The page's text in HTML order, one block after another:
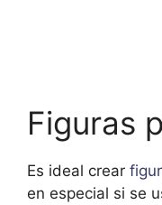
Figuras
Es ideal crear
en especial si se